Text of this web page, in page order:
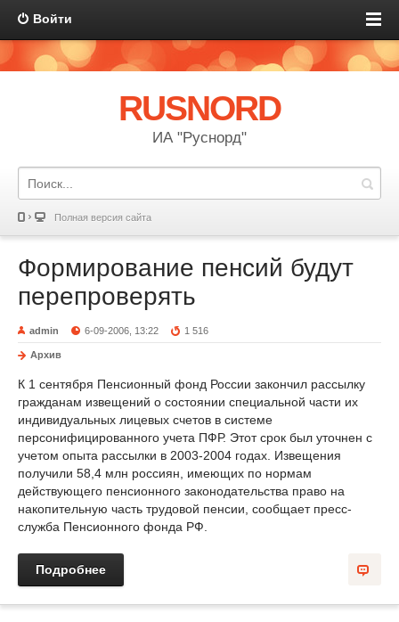
Войти
RUSNORD
ИА "Руснорд"
Полная версия сайта
Формирование пенсий будут
перепроверять
admin 6-09-2006, 13:22 1 516
Архив
К 1 сентября Пенсионный фонд России закончил рассылку
гражданам извещений о состоянии специальной части их
индивидуальных лицевых счетов в системе
персонифицированного учета ПФР. Этот срок был уточнен с
учетом опыта рассылки в 2003-2004 годах. Извещения
получили 58,4 млн россиян, имеющих по нормам
действующего пенсионного законодательства право на
накопительную часть трудовой пенсии, сообщает пресс-
служба Пенсионного фонда РФ.
Подробнее